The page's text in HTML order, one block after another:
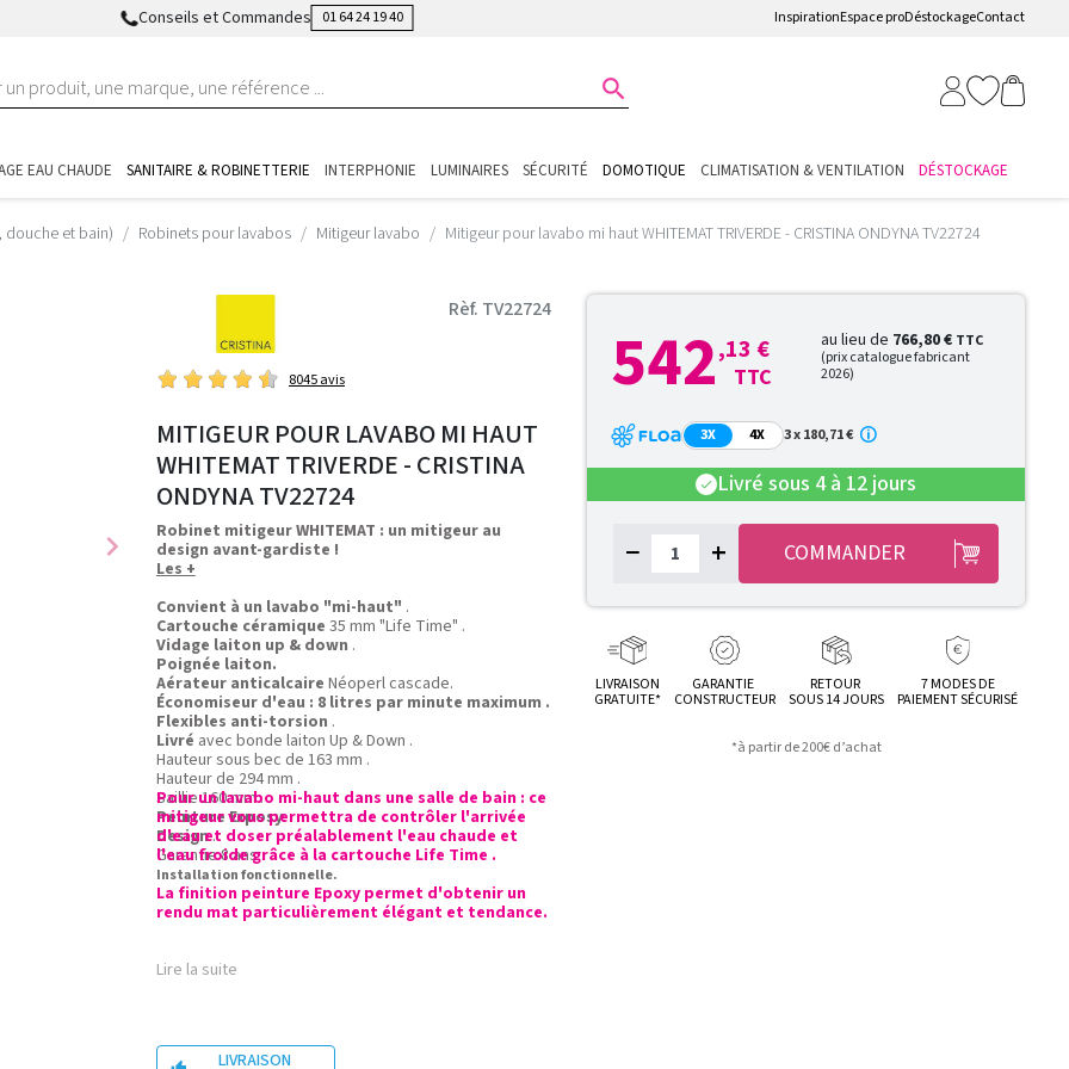
Conseils et Commandes 01 64 24 19 40 InspirationEspace proDéstockageContact

EAU CHAUDE SANITAIRE & ROBINETTERIE INTERPHONIE LUMINAIRES SÉCURITÉ DOMOTIQUE CLIMATISATION & VENTILATION DÉSTOCKAGE
douche et bain) Robinets pour lavabos Mitigeur lavabo Mitigeur pour lavabo mi haut WHITEMAT TRIVERDE - CRISTINA ONDYNA TV22724
chevron_right
Rèf. TV22724
8045 avis
MITIGEUR POUR LAVABO MI HAUT
WHITEMAT TRIVERDE - CRISTINA
ONDYNA TV22724
Robinet mitigeur WHITEMAT : un mitigeur au
design avant-gardiste !
Les +
Convient à un lavabo "mi-haut" .
Cartouche céramique 35 mm "Life Time" .
Vidage laiton up & down .
Poignée laiton.
Aérateur anticalcaire Néoperl cascade.
Économiseur d'eau : 8 litres par minute maximum .
Flexibles anti-torsion .
Livré avec bonde laiton Up & Down .
Hauteur sous bec de 163 mm .
Hauteur de 294 mm .
Saillie 160 mm .
Peinture Exposy.
Design.
Garantie 8 ans .
Installation fonctionnelle.
Pour un lavabo mi-haut dans une salle de bain : ce
mitigeur vous permettra de contrôler l'arrivée
d'eau et doser préalablement l'eau chaude et
l'eau froide grâce à la cartouche Life Time .
La finition peinture Epoxy permet d'obtenir un
rendu mat particulièrement élégant et tendance.
Lire la suite
LIVRAISON
542,13 €
TTC
au lieu de 766,80 € TTC
(prix catalogue fabricant
2026)
3X 4X 3 x 180,71 €
check Livré sous 4 à 12 jours
− + COMMANDER
LIVRAISON
GRATUITE*
GARANTIE
CONSTRUCTEUR
RETOUR
SOUS 14 JOURS
7 MODES DE
PAIEMENT SÉCURISÉ
*à partir de 200€ d’achat